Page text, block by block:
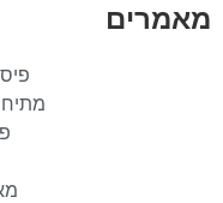
מאמרים